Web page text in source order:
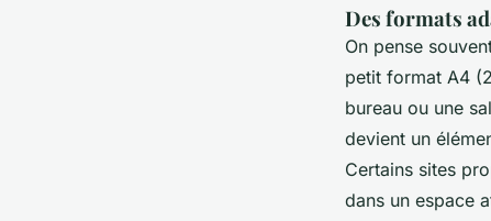
Des formats
On pense
petit format A4
bureau ou une
devient un
Certains sites
dans un espace